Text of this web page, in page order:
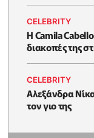
CELEBRITY
Η Camila
διακοπές της
CELEBRITY
Αλεξάνδρα
τον γιο της